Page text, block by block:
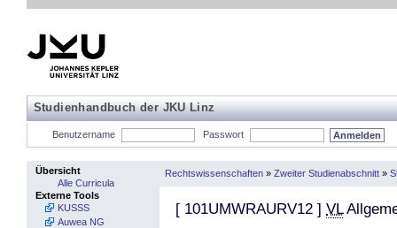
Studienhandbuch der JKU Linz
Benutzername Passwort
Übersicht
Alle Curricula
Externe Tools
KUSSS
Auwea NG
Rechtswissenschaften » Zweiter Studienabschnitt »
[ 101UMWRAURV12 ] VL